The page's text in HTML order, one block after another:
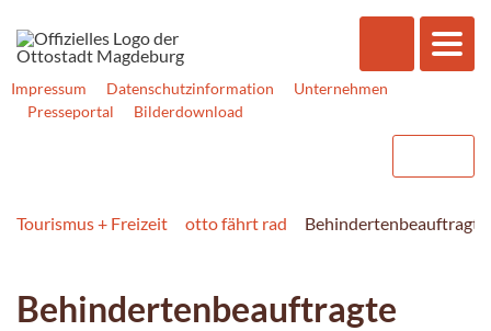
Impressum Datenschutzinformation
Unternehmen
Presseportal
Bilderdownload
Tourismus + Freizeit otto fährt rad Behindertenbeauftragte
Behindertenbeauftragte